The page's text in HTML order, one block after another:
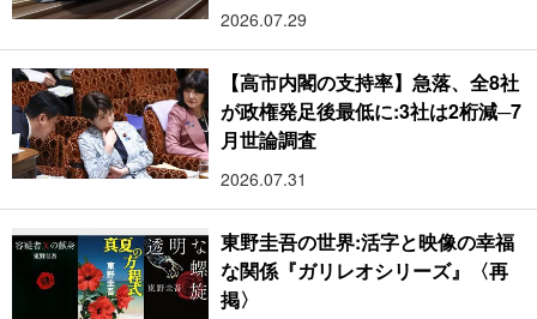
2026.07.29
【高市内閣の支持率】急落、全8社
が政権発足後最低に:3社は2桁減─7
月世論調査
2026.07.31
東野圭吾の世界:活字と映像の幸福
な関係『ガリレオシリーズ』〈再
掲〉